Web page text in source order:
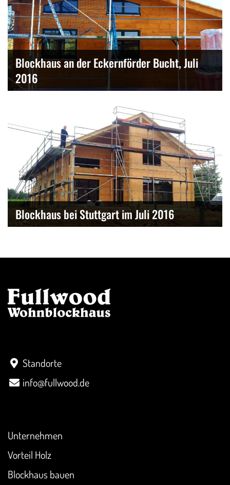
Blockhaus an der Eckernförder Bucht, Juli
2016
Blockhaus bei Stuttgart im Juli 2016
Standorte
info@fullwood.de
Unternehmen
Vorteil Holz
Blockhaus bauen